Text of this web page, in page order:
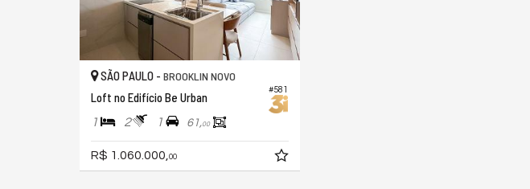
#581
SÃO PAULO - BROOKLIN NOVO
Loft no Edifício Be Urban
1 2 1 61,00
R$ 1.060.000, 00